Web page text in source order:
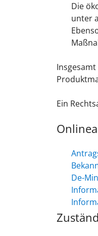
Die
unter
Ein
De-